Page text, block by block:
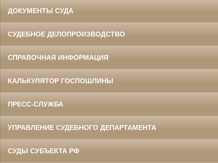
ДОКУМЕНТЫ СУДА
СУДЕБНОЕ ДЕЛОПРОИЗВОДСТВО
СПРАВОЧНАЯ ИНФОРМАЦИЯ
КАЛЬКУЛЯТОР ГОСПОШЛИНЫ
ПРЕСС-СЛУЖБА
УПРАВЛЕНИЕ СУДЕБНОГО ДЕПАРТАМЕНТА
СУДЫ СУБЪЕКТА РФ